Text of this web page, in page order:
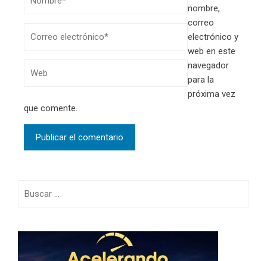
nombre,
correo
electrónico y
web en este
navegador
para la
próxima vez
que comente.